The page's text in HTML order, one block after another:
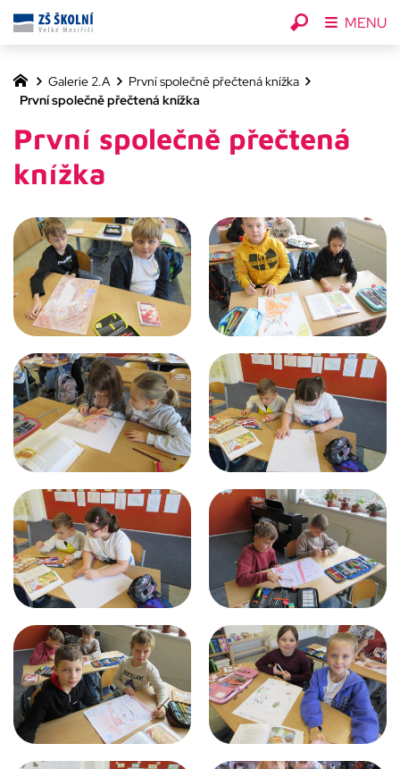
Galerie 2.A
První společně přečtená knížka
První společně přečtená knížka
První společně přečtená
knížka
MENU